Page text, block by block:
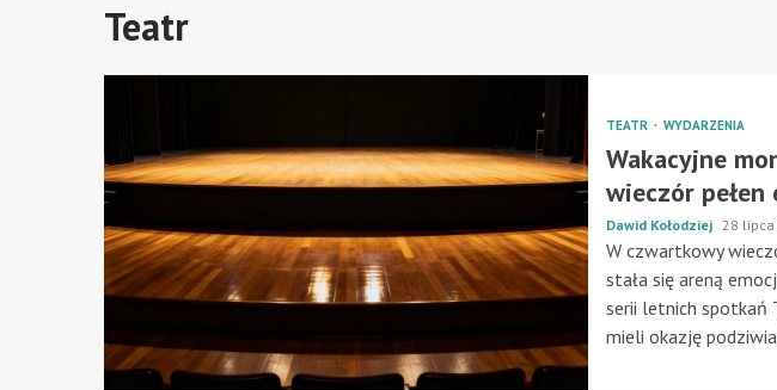
Teatr
TEATR WYDARZENIA
Wakacyjne
wieczór pełen
Dawid Kołodziej 28
W czwartkowy
stała się areną
serii letnich spotkań
mieli okazję